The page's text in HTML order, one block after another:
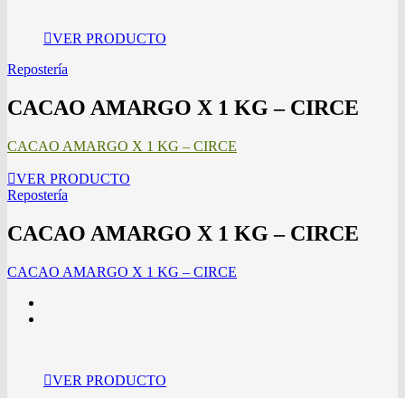
VER PRODUCTO
Repostería
CACAO AMARGO X 1 KG – CIRCE
CACAO AMARGO X 1 KG – CIRCE
VER PRODUCTO
Repostería
CACAO AMARGO X 1 KG – CIRCE
CACAO AMARGO X 1 KG – CIRCE
VER PRODUCTO